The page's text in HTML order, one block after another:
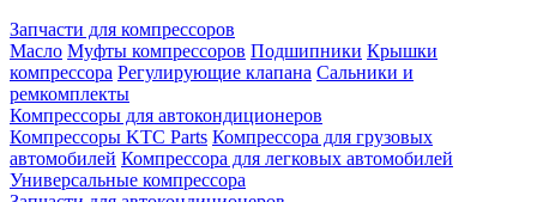
Запчасти для компрессоров
Масло Муфты компрессоров Подшипники Крышки
компрессора Регулирующие клапана Сальники и
ремкомплекты
Компрессоры для автокондиционеров
Компрессоры KTC Parts Компрессора для грузовых
автомобилей Компрессора для легковых автомобилей
Универсальные компрессора